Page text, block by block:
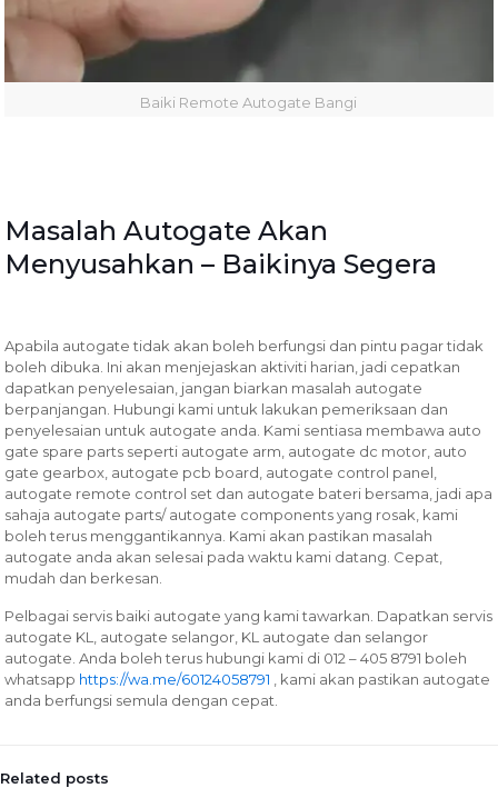
Baiki Remote Autogate Bangi
Masalah Autogate Akan
Menyusahkan – Baikinya Segera
Apabila autogate tidak akan boleh berfungsi dan pintu pagar tidak
boleh dibuka. Ini akan menjejaskan aktiviti harian, jadi cepatkan
dapatkan penyelesaian, jangan biarkan masalah autogate
berpanjangan. Hubungi kami untuk lakukan pemeriksaan dan
penyelesaian untuk autogate anda. Kami sentiasa membawa auto
gate spare parts seperti autogate arm, autogate dc motor, auto
gate gearbox, autogate pcb board, autogate control panel,
autogate remote control set dan autogate bateri bersama, jadi apa
sahaja autogate parts/ autogate components yang rosak, kami
boleh terus menggantikannya. Kami akan pastikan masalah
autogate anda akan selesai pada waktu kami datang. Cepat,
mudah dan berkesan.
Pelbagai servis baiki autogate yang kami tawarkan. Dapatkan servis
autogate KL, autogate selangor, KL autogate dan selangor
autogate. Anda boleh terus hubungi kami di 012 – 405 8791 boleh
whatsapp https://wa.me/60124058791 , kami akan pastikan autogate
anda berfungsi semula dengan cepat.
Related posts